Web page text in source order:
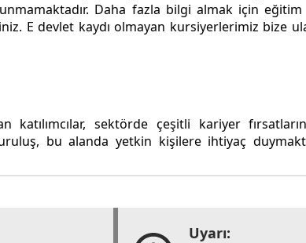
Daha fazla bilgi almak için eğitim
E devlet kaydı olmayan kursiyerlerimiz bize
sektörde çeşitli kariyer
bu alanda yetkin kişilere ihtiyaç
Uyarı: